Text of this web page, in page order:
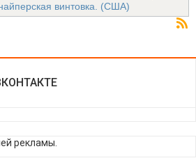
винтовка. (США)
рекламы.